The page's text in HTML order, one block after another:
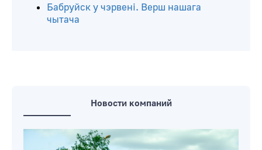
Бабруйск у чэрвені. Верш нашага
чытача
Новости компаний